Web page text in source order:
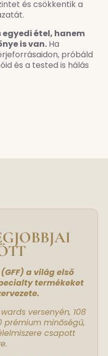
és csökkentik a
egyedi étel, hanem
is van. Ha
próbáld
és a tested is hálás
a világ első
termékeket
versenyén, 108
prémium minőségű,
csapott